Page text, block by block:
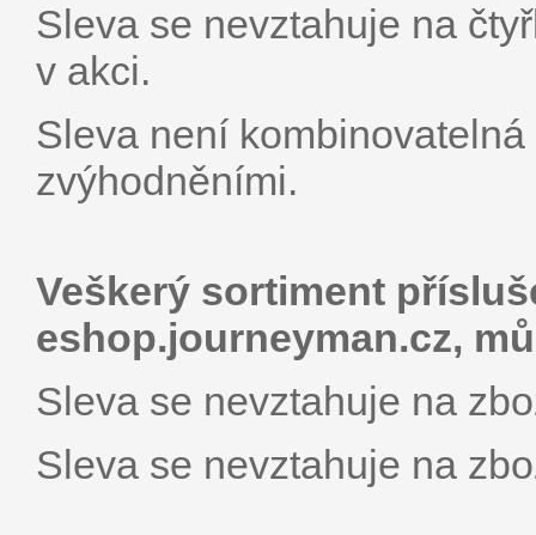
Sleva se nevztahuje na
v akci.
Sleva není
zvýhodněními.
Veškerý sortiment
eshop.journey­man.cz,
Sleva se nevztahuje na
Sleva se nevztahuje na